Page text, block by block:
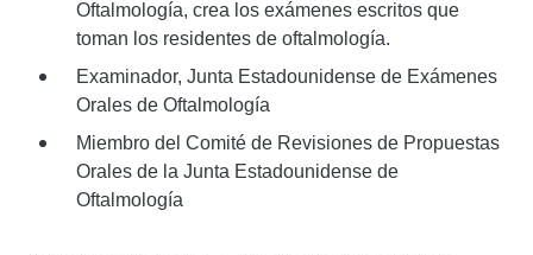
Oftalmología, crea los exámenes escritos que
toman los residentes de oftalmología.
Examinador, Junta Estadounidense de Exámenes
Orales de Oftalmología
Miembro del Comité de Revisiones de Propuestas
Orales de la Junta Estadounidense de
Oftalmología